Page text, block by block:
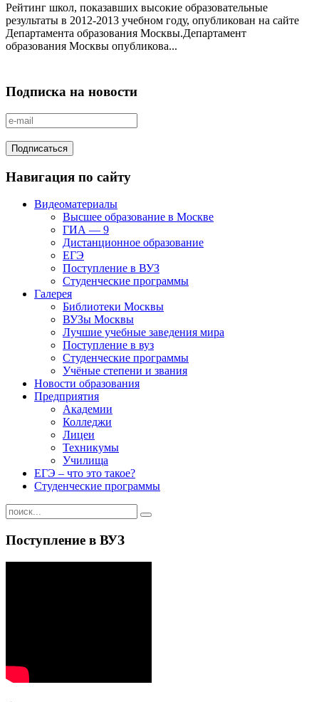
Рейтинг школ, показавших высокие образовательные
результаты в 2012-2013 учебном году, опубликован на сайте
Департамента образования Москвы.Департамент
образования Москвы опубликова...
Подписка на новости
Навигация по сайту
Видеоматериалы
Высшее образование в Москве
ГИА — 9
Дистанционное образование
ЕГЭ
Поступление в ВУЗ
Студенческие программы
Галерея
Библиотеки Москвы
ВУЗы Москвы
Лучшие учебные заведения мира
Поступление в вуз
Студенческие программы
Учёные степени и звания
Новости образования
Предприятия
Академии
Колледжи
Лицеи
Техникумы
Училища
ЕГЭ – что это такое?
Студенческие программы
Поступление в ВУЗ